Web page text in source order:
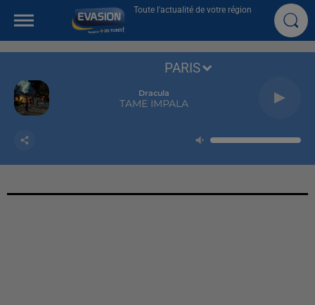
Toute l'actualité de votre région
Dracula
TAME IMPALA
PARIS